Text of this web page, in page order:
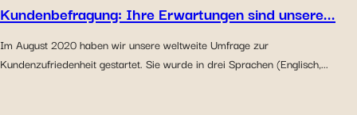
Kundenbefragung: Ihre Erwartungen sind unsere...
Im August 2020 haben wir unsere weltweite Umfrage zur
Kundenzufriedenheit gestartet. Sie wurde in drei Sprachen (Englisch,...